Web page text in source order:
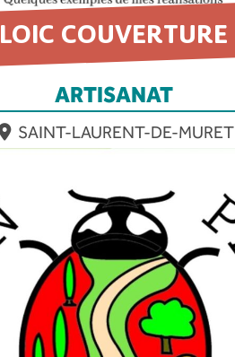
LOIC COUVERTURE
ARTISANAT
SAINT-LAURENT-DE-MURET